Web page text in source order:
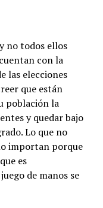
no todos ellos
con la
las elecciones
que están
población la
y quedar bajo
Lo que no
importan porque
es
de manos se